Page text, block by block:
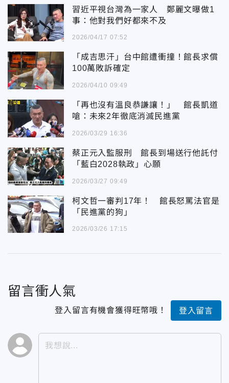
習近平視台灣為一家人 鄭麗文曝做1
事：他對我們好都來不及
2026/04/17 07:52
「成吉思汗」台中館遭衝撞！館長求償
100萬敗訴確定
2026/04/10 09:49
「再也沒有溫良恭謙讓！」 館長凱道
嗆：未來2年徹底消滅民進黨
2026/03/29 16:36
蔡正元入監服刑 館長到場送行他託付
「藍白2028執政」心願
2026/03/27 09:49
柯文哲一審判17年！ 館長怒罵法官是
「民進黨的狗」
2026/03/26 17:15
留言衝人氣
登入留言有機會獲得旺幣哦！ 登入留言